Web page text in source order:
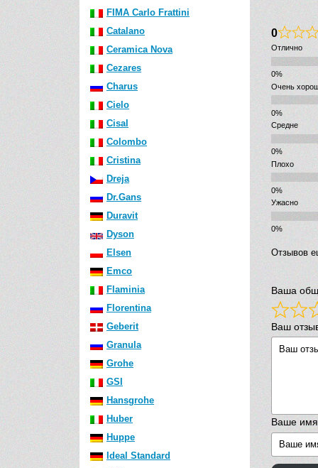
FIMA Carlo Frattini
Catalano
Ceramica Nova
Cezares
Charus
Cielo
Cisal
Colombo
Cristina
Dreja
Dr.Gans
Duravit
Dyson
Elsen
Emco
Flaminia
Florentina
Geberit
Granula
Grohe
GSI
Hansgrohe
Huber
Huppe
Ideal Standard
0
Отлично
Очень
Средне
Плохо
Ужасно
Отзывов
Ваша
Ваш
Ваше имя